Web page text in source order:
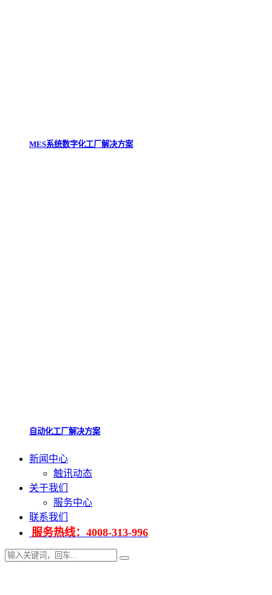
MES系统数字化工厂解决方案
自动化工厂解决方案
新闻中心
触讯动态
关于我们
服务中心
联系我们
服务热线：4008-313-996